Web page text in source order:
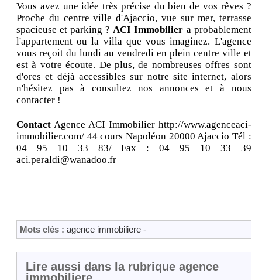
Vous avez une idée très précise du bien de vos rêves ?
Proche du centre ville d'Ajaccio, vue sur mer, terrasse
spacieuse et parking ?ACI Immobilier a probablement
l'appartement ou la villa que vous imaginez. L'agence
vous reçoit du lundi au vendredi en plein centre ville et
est à votre écoute. De plus, de nombreuses offres sont
d'ores et déjà accessibles sur notre site internet, alors
n'hésitez pas à consultez nos annonces et à nous
contacter !
Contact Agence ACI Immobilier http://www.agenceaci-
immobilier.com/ 44 cours Napoléon 20000 Ajaccio Tél :
04 95 10 33 83/ Fax : 04 95 10 33 39
aci.peraldi@wanadoo.fr
Mots clés : agence immobiliere -
Lire aussi dans la rubrique agence